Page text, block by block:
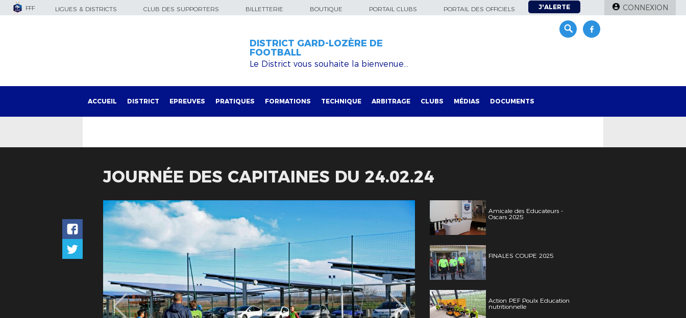
FFF LIGUES & DISTRICTS CLUB DES SUPPORTERS BILLETTERIE BOUTIQUE PORTAIL CLUBS PORTAIL DES OFFICIELS J'ALERTE CONNEXION
DISTRICT GARD-LOZÈRE DE
FOOTBALL
Le District vous souhaite la bienvenue…
ACCUEIL DISTRICT EPREUVES PRATIQUES FORMATIONS TECHNIQUE ARBITRAGE CLUBS MÉDIAS DOCUMENTS
JOURNÉE DES CAPITAINES DU 24.02.24
Amicale des Educateurs -
Oscars 2025
FINALES COUPE 2025
Action PEF Poulx Education
nutritionnelle